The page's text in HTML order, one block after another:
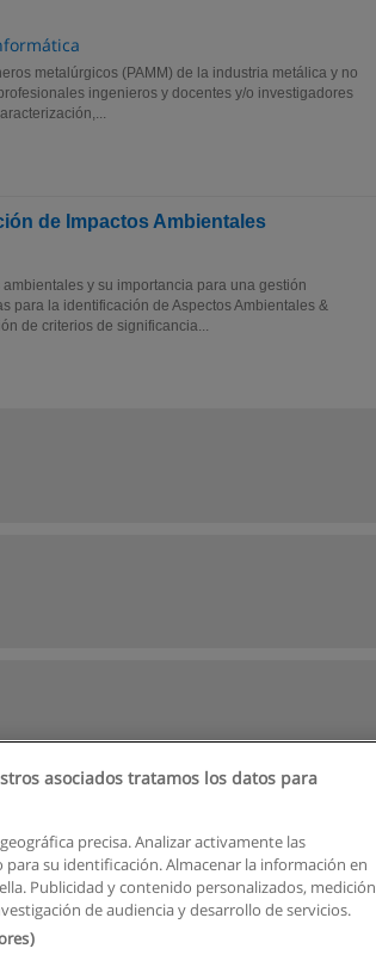
metalúrgicos (PAMM) de la industria metálica y no
ingenieros y docentes y/o investigadores
de Impactos Ambientales
y su importancia para una gestión
para la identificación de Aspectos Ambientales &
de criterios de significancia...
con Educaedu
www.educaedu.com.ec
asociados tratamos los datos para
precisa. Analizar activamente las
su identificación. Almacenar la información en
Publicidad y contenido personalizados, medición
de audiencia y desarrollo de servicios.